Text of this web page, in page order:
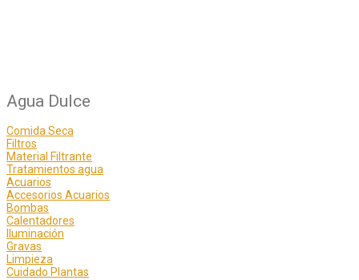
Agua Dulce
Comida Seca
Filtros
Material Filtrante
Tratamientos agua
Acuarios
Accesorios Acuarios
Bombas
Calentadores
Iluminación
Gravas
Limpieza
Cuidado Plantas